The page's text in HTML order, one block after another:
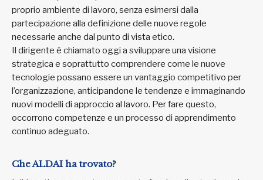
proprio ambiente di lavoro, senza esimersi dalla
partecipazione alla definizione delle nuove regole
necessarie anche dal punto di vista etico.
Il dirigente è chiamato oggi a sviluppare una visione
strategica e soprattutto comprendere come le nuove
tecnologie possano essere un vantaggio competitivo per
l’organizzazione, anticipandone le tendenze e immaginando
nuovi modelli di approccio al lavoro. Per fare questo,
occorrono competenze e un processo di apprendimento
continuo adeguato.
Che ALDAI ha trovato?